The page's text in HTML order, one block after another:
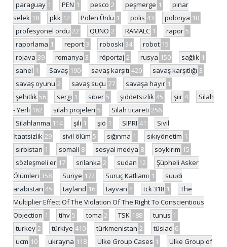
paraguay 1 PEN 1 pesco 2 peşmerge 1
pınar
selek 18 pkk 12 Polen Ünlü 1 polis 43 polonya 10
profesyonel ordu 22 QUNO 2 RAMALC 1 rapor 5
raporlama 1 report 3 roboski 34 robot 15
rojava 39 romanya 3 röportaj 2 rusya 150 sağlık 1
sahel 1 Savaş 190 savaş karşıtı 420 savaş karşıtlığı 3
savaş oyunu 2 savaş suçu 77 savaşa hayır 1
şehitlik 56 sergi 1 siber 5 şiddetsizlik 45 şiir 4
Silah
- Yerli 162 silah projeleri 5 Silah ticareti 256
Silahlanma 114 şili 1 şiö 1 SIPRI 41
Sivil
İtaatsizlik 29 sivil ölüm 5 sığınma 1 sıkıyönetim 1
sırbistan 1 somali 8 sosyal medya 8 soykırım 15
sözleşmeli er 17 srilanka 2 sudan 12
Şüpheli Asker
Ölümleri 358 Suriye 172 Suruç Katliamı 1
suudi
arabistan 45 tayland 16 tayvan 4 tck 318 1
The
Multiplier Effect Of The Violation Of The Right To Conscientious
Objection 1 tihv 5 toma 2 TSK 188 tunus 1
turkey 2 türkiye 410 türkmenistan 2 tüsiad 6
ucm 10 ukrayna 118 Ulke Group Cases 1
Ülke Group of